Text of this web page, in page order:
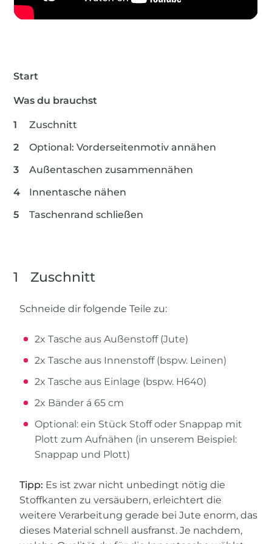
Start
Was du brauchst
Zuschnitt
Optional: Vorderseitenmotiv annähen
Außentaschen zusammennähen
Innentasche nähen
Taschenrand schließen
1 Zuschnitt
Schneide dir folgende Teile zu:
2x Tasche aus Außenstoff (Jute)
2x Tasche aus Innenstoff (bspw. Leinen)
2x Tasche aus Einlage (bspw. H640)
2x Bänder á 65 cm
Optional: ein Stück Stoff oder Snappap mit
Plott zum Aufnähen (in unserem Beispiel:
Snappap und Plott)
Tipp: Es ist zwar nicht unbedingt nötig die
Stoffkanten zu versäubern, erleichtert die
weitere Verarbeitung gerade bei Jute enorm, das
dieses Material schnell ausfranst. Je nachdem,